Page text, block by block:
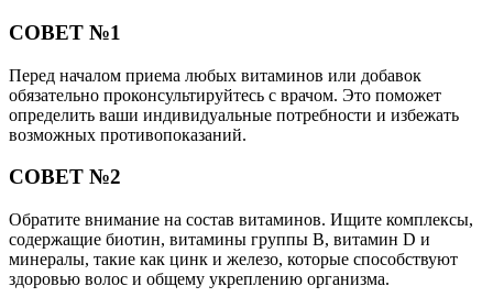
СОВЕТ №1
Перед началом приема любых витаминов или добавок
обязательно проконсультируйтесь с врачом. Это поможет
определить ваши индивидуальные потребности и избежать
возможных противопоказаний.
СОВЕТ №2
Обратите внимание на состав витаминов. Ищите комплексы,
содержащие биотин, витамины группы B, витамин D и
минералы, такие как цинк и железо, которые способствуют
здоровью волос и общему укреплению организма.